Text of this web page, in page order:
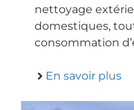
nettoyage
domestiques,
consommation
En savoir plus